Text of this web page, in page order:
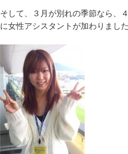
そして、３月が別れの季節なら、
に女性アシスタントが加わりました